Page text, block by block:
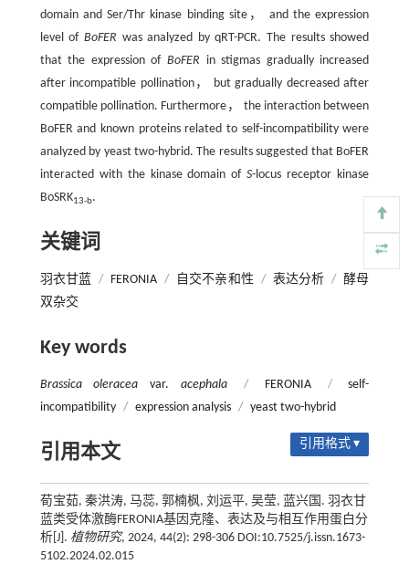
domain and Ser/Thr kinase binding site， and the expression
level of BoFER was analyzed by qRT-PCR. The results showed
that the expression of BoFER in stigmas gradually increased
after incompatible pollination， but gradually decreased after
compatible pollination. Furthermore， the interaction between
BoFER and known proteins related to self-incompatibility were
analyzed by yeast two-hybrid. The results suggested that BoFER
interacted with the kinase domain ofS-locus receptor kinase
BoSRK13-b.
关键词
羽衣甘蓝 / FERONIA / 自交不亲和性 / 表达分析 / 酵母
双杂交
Key words
Brassica oleracea var.acephala / FERONIA /
self-
incompatibility / expression analysis / yeast two-hybrid
引用本文 引用格式 ▾
荀宝茹, 秦洪涛, 马蕊, 郭楠枫, 刘运平, 吴莹, 蓝兴国. 羽衣甘
蓝类受体激酶FERONIA基因克隆、表达及与相互作用蛋白分
析[J]. 植物研究, 2024, 44(2): 298-306 DOI:10.7525/j.issn.1673-
5102.2024.02.015